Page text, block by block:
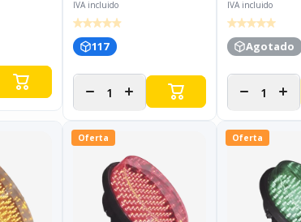
117
cantidad
Aumentar
cantidad
para
Agotado
cantidad
Oferta Oferta